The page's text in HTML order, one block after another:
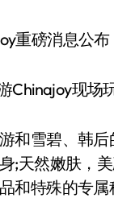
现场
雪碧、韩后
;天然嫩肤，
和特殊的专